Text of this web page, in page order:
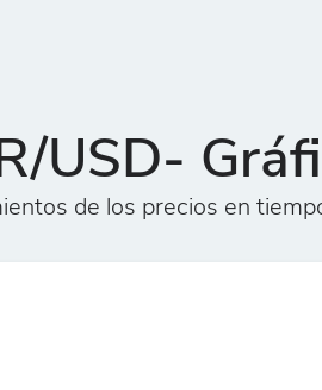
USD-
de los precios en